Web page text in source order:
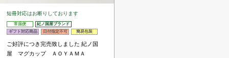
短冊対応はお断りしております
常温便
紀ノ国屋ブランド
ギフト対応商品
日付指定不可 簡易包装
ご好評につき完売致しました 紀ノ国
屋 マグカップ ＡＯＹＡＭＡ